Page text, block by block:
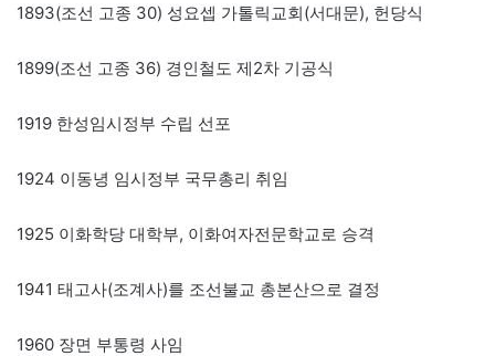
1893(조선 고종 30) 성요셉 가톨릭교회(서대문), 헌당식
1899(조선 고종 36) 경인철도 제2차 기공식
1919 한성임시정부 수립 선포
1924 이동녕 임시정부 국무총리 취임
1925 이화학당 대학부, 이화여자전문학교로 승격
1941 태고사(조계사)를 조선불교 총본산으로 결정
1960 장면 부통령 사임